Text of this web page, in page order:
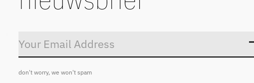
Don’t
don't worry, we won't spam